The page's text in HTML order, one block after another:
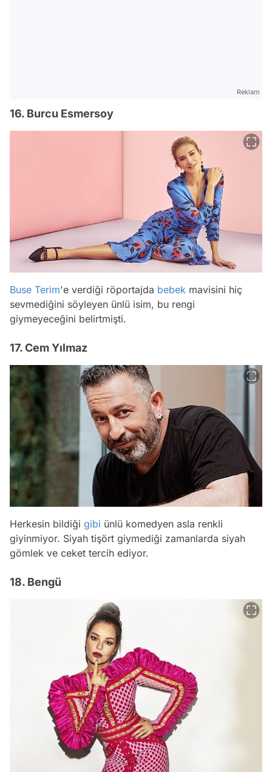
Reklam
16. Burcu Esmersoy
Buse Terim'e verdiği röportajda bebek mavisini hiç
sevmediğini söyleyen ünlü isim, bu rengi
giymeyeceğini belirtmişti.
17. Cem Yılmaz
Herkesin bildiği gibi ünlü komedyen asla renkli
giyinmiyor. Siyah tişört giymediği zamanlarda siyah
gömlek ve ceket tercih ediyor.
18. Bengü